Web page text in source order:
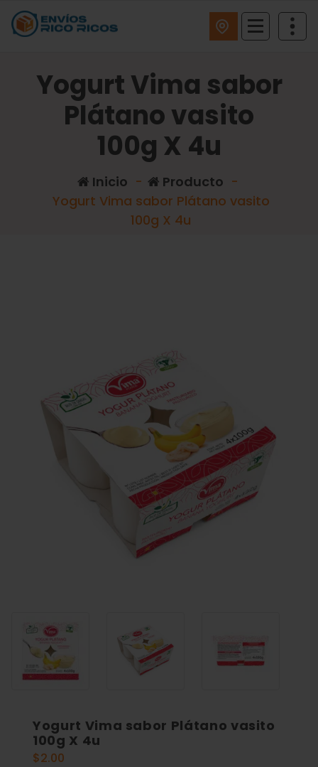
Yogurt Vima sabor
Plátano vasito
100g X 4u
Inicio - Producto -
Yogurt Vima sabor Plátano vasito
100g X 4u
Yogurt Vima sabor Plátano vasito
100g X 4u
$2.00